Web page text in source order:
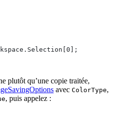
plutôt qu’une copie traitée,
avec ColorType,
, puis appelez :